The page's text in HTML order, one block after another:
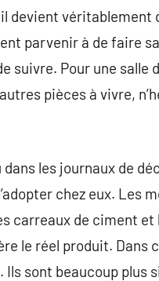
devient véritablement
parvenir à de faire
suivre. Pour une salle
pièces à vivre,
dans les journaux de
chez eux. Les
carreaux de ciment
le réel produit. Dans
sont beaucoup plus